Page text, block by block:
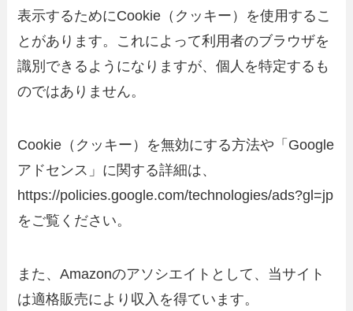
表示するためにCookie（クッキー）を使用するこ
とがあります。これによって利用者のブラウザを
識別できるようになりますが、個人を特定するも
のではありません。
Cookie（クッキー）を無効にする方法や「Google
アドセンス」に関する詳細は、
https://policies.google.com/technologies/ads?gl=jp
をご覧ください。
また、Amazonのアソシエイトとして、当サイト
は適格販売により収入を得ています。